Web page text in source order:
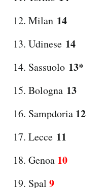
Milan 14
Udinese 14
Sassuolo 13*
Bologna 13
Sampdoria 12
Lecce 11
Genoa 10
Spal 9